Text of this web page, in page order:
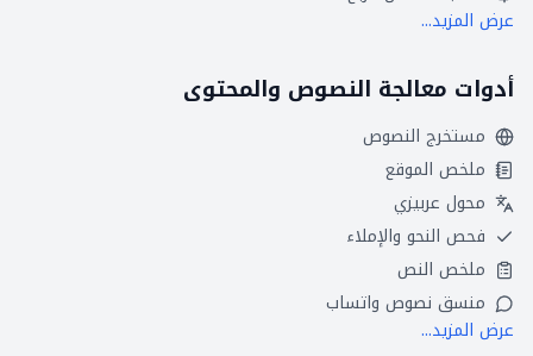
عرض المزيد...
أدوات معالجة النصوص والمحتوى
مستخرج النصوص
ملخص الموقع
محول عربيزي
فحص النحو والإملاء
ملخص النص
منسق نصوص واتساب
عرض المزيد...